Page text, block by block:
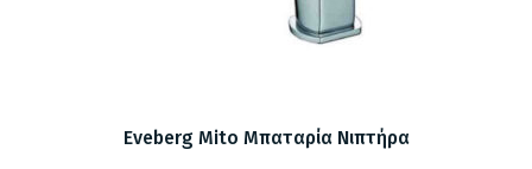
Eveberg Mito Μπαταρία Νιπτήρα